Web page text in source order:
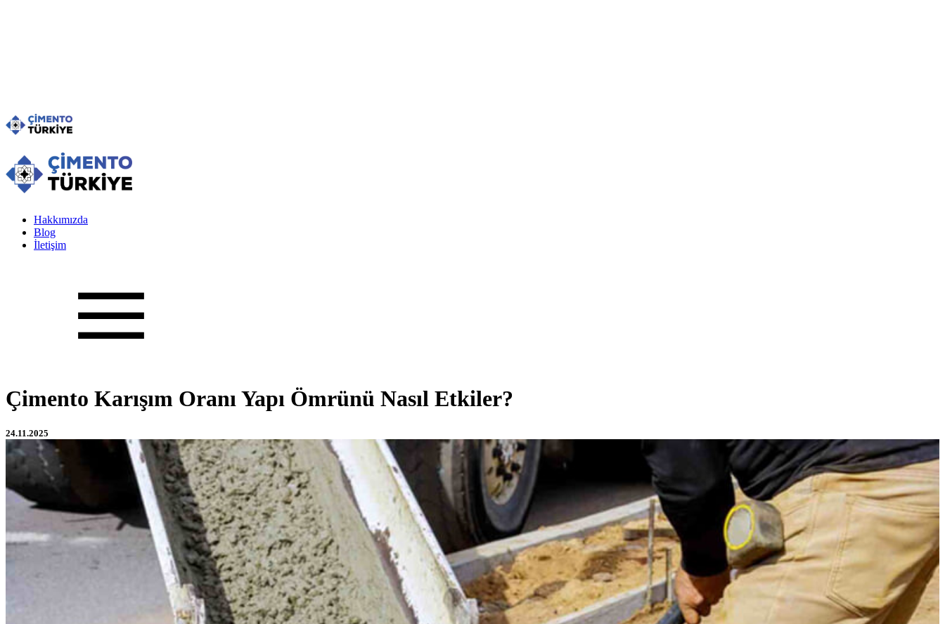
Hakkımızda
Blog
İletişim
Çimento Karışım Oranı Yapı Ömrünü Nasıl Etkiler?
24.11.2025